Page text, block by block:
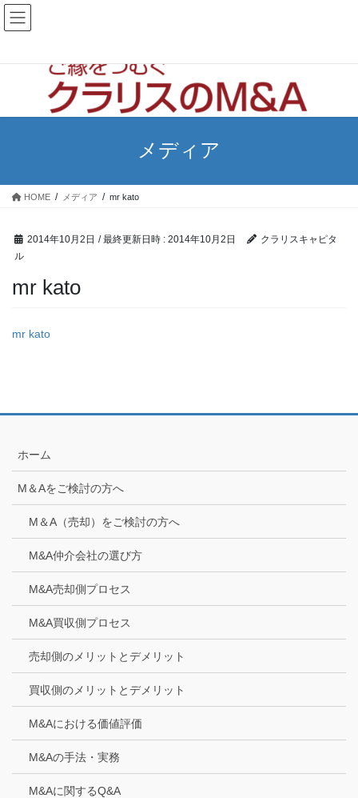
コ
ン
ナ
ビ
メディア
HOME メディア mr kato
2014年10月2日 / 最終更新日時 : 2014年10月2日
クラリスキャピタ
ル
mr kato
mr kato
ホーム
M＆Aをご検討の方へ
M＆A（売却）をご検討の方へ
M&A仲介会社の選び方
M&A売却側プロセス
M&A買収側プロセス
売却側のメリットとデメリット
買収側のメリットとデメリット
M&Aにおける価値評価
M&Aの手法・実務
M&Aに関するQ&A